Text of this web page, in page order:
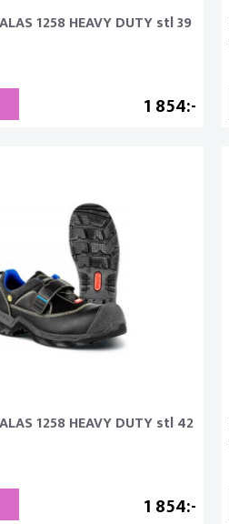
1258 HEAVY DUTY stl 39
1 854
1258 HEAVY DUTY stl 42
1 854